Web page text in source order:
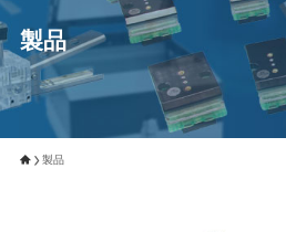
製品
製品